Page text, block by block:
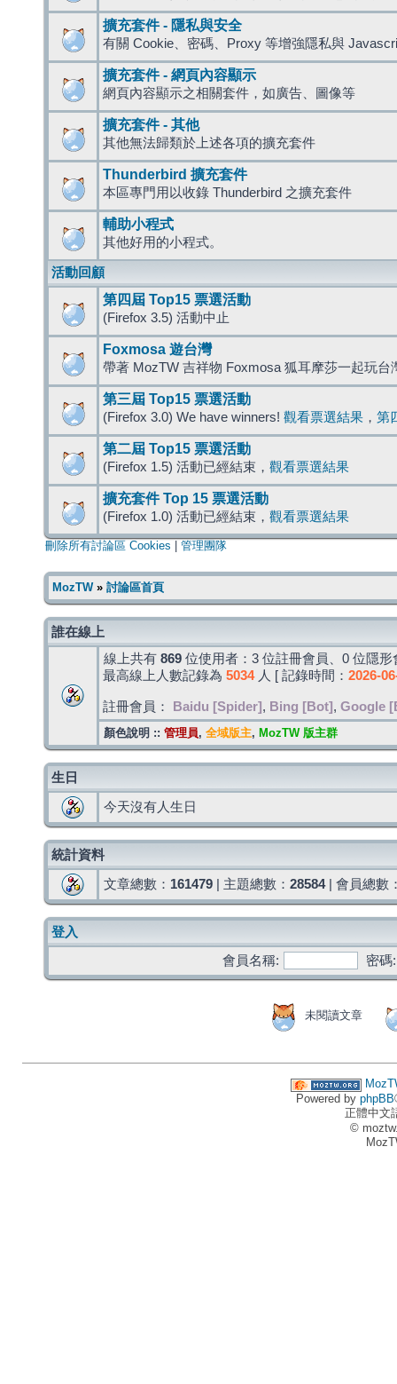
擴充套件 - 隱私與安全
有關 Cookie、密碼、Proxy 等增強隱私與
擴充套件 - 網頁內容顯示
網頁內容顯示之相關套件，如廣告、圖像等
擴充套件 - 其他
其他無法歸類於上述各項的擴充套件
Thunderbird 擴充套件
本區專門用以收錄 Thunderbird 之擴充套件
輔助小程式
其他好用的小程式。
活動回顧
第四屆 Top15 票選活動
(Firefox 3.5) 活動中止
Foxmosa 遊台灣
帶著 MozTW 吉祥物 Foxmosa 狐耳摩莎一起玩台
第三屆 Top15 票選活動
(Firefox 3.0) We have winners! 觀看票選結果 ， 第
第二屆 Top15 票選活動
(Firefox 1.5) 活動已經結束， 觀看票選結果
擴充套件 Top 15 票選活動
(Firefox 1.0) 活動已經結束， 觀看票選結果
刪除所有討論區 Cookies 管理團隊
MozTW» 討論區首頁
誰在線上
線上共有 869 位使用者：3 位註冊會員、0 位隱
最高線上人數記錄為 5034人 [ 記錄時間： 2026-
註冊會員： Baidu [Spider] , Bing [Bot] , Google
顏色說明 :: 管理員, 全域版主, MozTW 版主群
生日
今天沒有人生日
統計資料
文章總數： 161479 | 主題總數： 28584| 會員總數
登入
會員名稱:
密碼:
未閱讀文章
Powered by phpBB
正體中文
©